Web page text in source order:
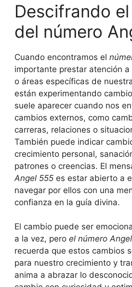
Descifrando
del número
Cuando encontramos el
importante prestar atención
o áreas específicas de
están experimentando
suele aparecer cuando nos
cambios externos, como
carreras, relaciones o
También puede indicar
crecimiento personal,
patrones o creencias. El
Angel 555 es estar abierto a
navegar por ellos con una
confianza en la guía divina.
El cambio puede ser
a la vez, pero el número
recuerda que estos cambios
para nuestro crecimiento y
anima a abrazar lo